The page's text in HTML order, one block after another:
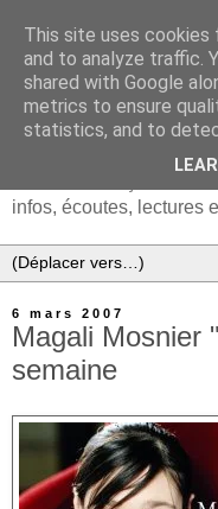
infos, écoutes, lectures
6 mars 2007
Magali Mosnier
semaine
This site uses
and to analyze traffic.
shared with Google
metrics to ensure
statistics, and to